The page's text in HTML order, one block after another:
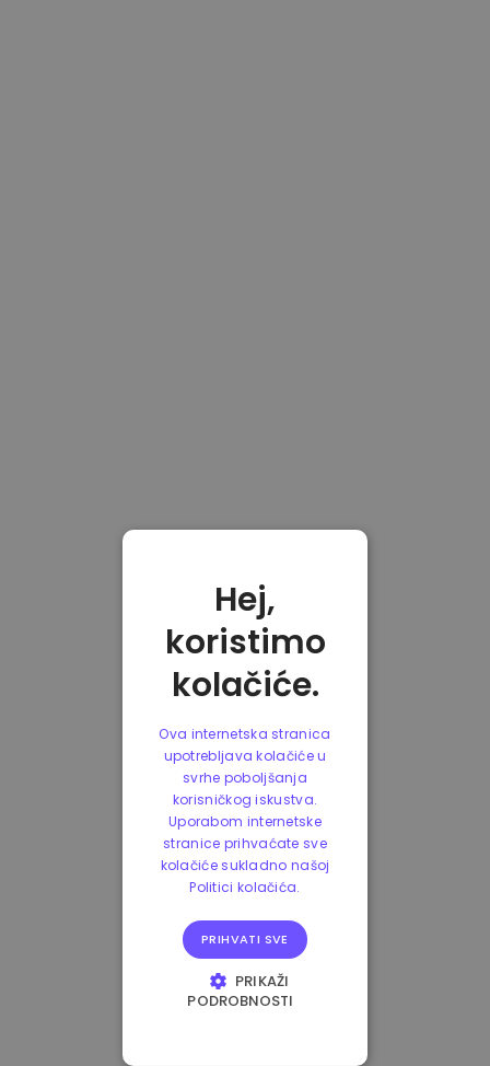
Hej,
koristimo
kolačiće.
Ova internetska stranica
upotrebljava kolačiće u
svrhe poboljšanja
korisničkog iskustva.
Uporabom internetske
stranice prihvaćate sve
kolačiće sukladno našoj
Politici kolačića.
PRIHVATI SVE
PRIKAŽI
PODROBNOSTI